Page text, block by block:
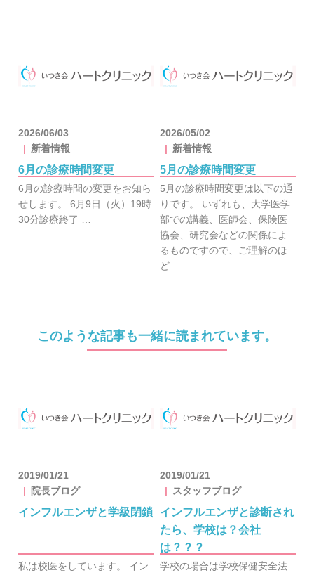
2026/06/03
新着情報
6月の診療時間変更
6月の診療時間の変更をお知ら
せします。 6月9日（火）19時
30分診療終了 …
2026/05/02
新着情報
5月の診療時間変更
5月の診療時間変更は以下の通
りです。 いずれも、大学医学
部での講義、医師会、保険医
協会、研究会などの関係によ
るものですので、ご理解のほ
ど…
このような記事も一緒に読まれています。
2019/01/21
院長ブログ
インフルエンザと学級閉鎖
私は校医をしています。 イン
2019/01/21
スタッフブログ
インフルエンザと診断され
たら、学校は？会社
は？？？
学校の場合は学校保健安全法